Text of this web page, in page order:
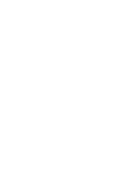
発見
義」